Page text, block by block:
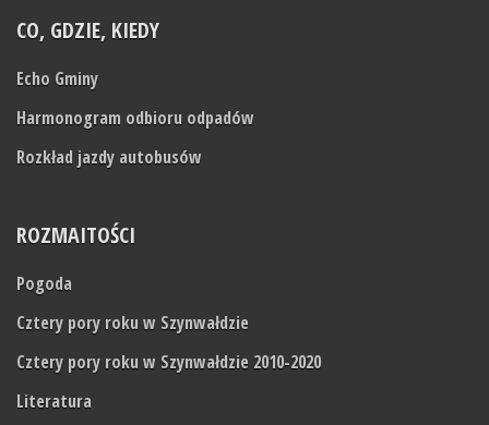
CO, GDZIE, KIEDY
Echo Gminy
Harmonogram odbioru odpadów
Rozkład jazdy autobusów
ROZMAITOŚCI
Pogoda
Cztery pory roku w Szynwałdzie
Cztery pory roku w Szynwałdzie 2010-2020
Literatura